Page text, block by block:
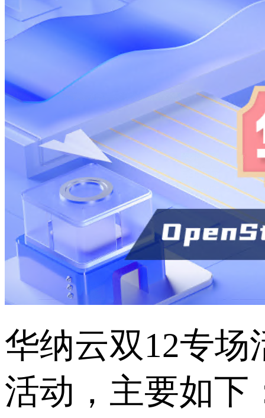
华纳云双12专场
活动，主要如下